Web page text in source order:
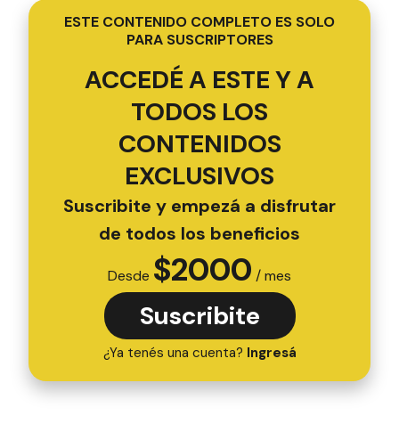
ESTE CONTENIDO COMPLETO ES SOLO
PARA SUSCRIPTORES
ACCEDÉ A ESTE Y A
TODOS LOS
CONTENIDOS
EXCLUSIVOS
Suscribite y empezá a disfrutar
de todos los beneficios
Desde $2000 / mes
Suscribite
¿Ya tenés una cuenta? Ingresá